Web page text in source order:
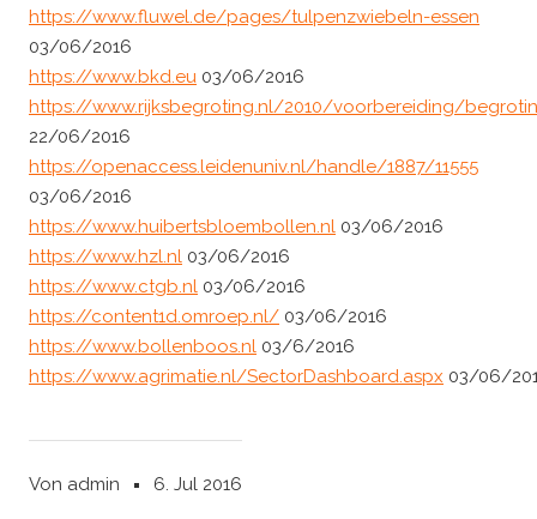
Von admin 6. Jul 2016
https://www.fluwel.de/pages/tulpenzwiebeln-essen
03/06/2016
https://www.bkd.eu 03/06/2016
https://www.rijksbegroting.nl/2010/voorbereiding/
22/06/2016
https://openaccess.leidenuniv.nl/handle/1887/11555
03/06/2016
https://www.huibertsbloembollen.nl 03/06/2016
https://www.hzl.nl 03/06/2016
https://www.ctgb.nl 03/06/2016
https://content1d.omroep.nl/ 03/06/2016
https://www.bollenboos.nl 03/6/2016
https://www.agrimatie.nl/SectorDashboard.aspx 03/06/